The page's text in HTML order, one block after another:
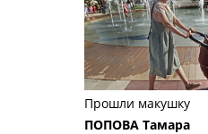
Прошли макушку
ПОПОВА Тамара